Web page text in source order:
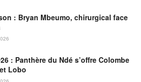
: Bryan Mbeumo, chirurgical face
: Panthère du Ndé s’offre Colombe
Lobo